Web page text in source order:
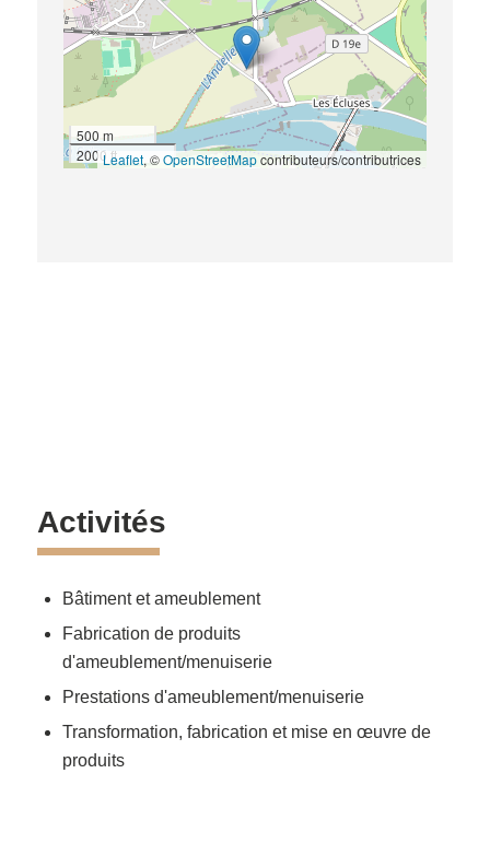
500 m
2000 ftLeaflet, ©OpenStreetMapcontributeurs/contributrices
Activités
Bâtiment et ameublement
Fabrication de produits
d'ameublement/menuiserie
Prestations d'ameublement/menuiserie
Transformation, fabrication et mise en œuvre de
produits